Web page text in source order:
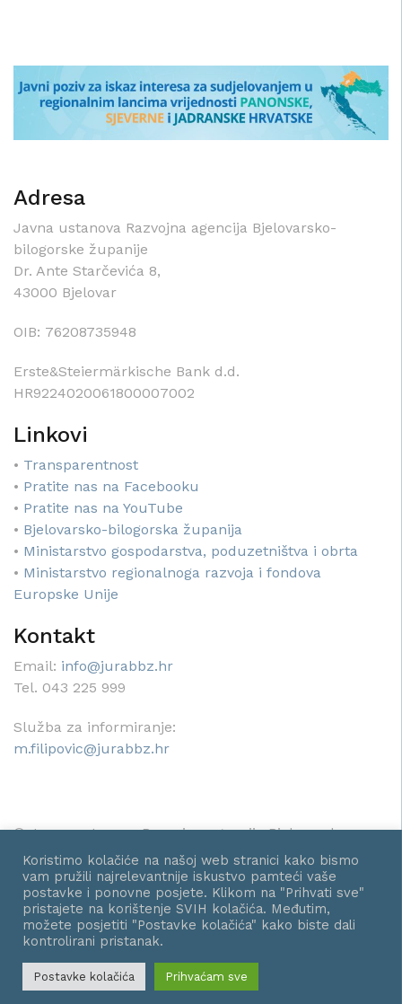
Adresa
Javna ustanova Razvojna agencija Bjelovarsko-
bilogorske županije
Dr. Ante Starčevića 8,
43000 Bjelovar
OIB: 76208735948
Erste&Steiermärkische Bank d.d.
HR9224020061800007002
Linkovi
• Transparentnost
• Pratite nas na Facebooku
• Pratite nas na YouTube
• Bjelovarsko-bilogorska županija
• Ministarstvo gospodarstva, poduzetništva i obrta
• Ministarstvo regionalnoga razvoja i fondova
Europske Unije
Kontakt
Email: info@jurabbz.hr
Tel. 043 225 999
Služba za informiranje:
m.filipovic@jurabbz.hr
© Javna ustanova Razvojna agencija Bjelovarsko-
bilogorske županije - Sva prava pridržana.
PROUDLY POWERED BY WORDPRESS |THEME:
ATHEMES.
Koristimo kolačiće na našoj web stranici kako bismo
vam pružili najrelevantnije iskustvo pamteći vaše
postavke i ponovne posjete. Klikom na "Prihvati sve"
pristajete na korištenje SVIH kolačića. Međutim,
možete posjetiti "Postavke kolačića" kako biste dali
kontrolirani pristanak.
Postavke kolačića Prihvaćam sve